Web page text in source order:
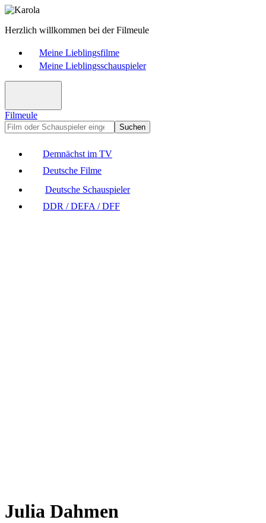
Herzlich willkommen bei der Filmeule
Meine Lieblingsfilme
Meine Lieblingsschauspieler
Filmeule
Suchen
Demnächst im TV
Deutsche Filme
Deutsche Schauspieler
DDR / DEFA / DFF
Julia Dahmen